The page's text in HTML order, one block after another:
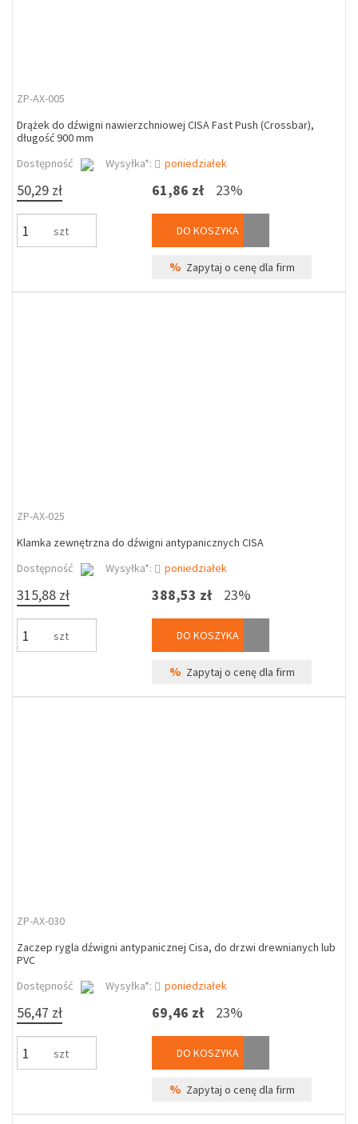
ZP-AX-005
Drążek do dźwigni nawierzchniowej CISA Fast Push (Crossbar),
długość 900 mm
Dostępność
Wysyłka*: poniedziałek
50,29 zł
szt
61,86 zł 23%
DO KOSZYKA
% Zapytaj o cenę dla firm
ZP-AX-025
Klamka zewnętrzna do dźwigni antypanicznych CISA
Dostępność
Wysyłka*: poniedziałek
315,88 zł
szt
388,53 zł 23%
DO KOSZYKA
% Zapytaj o cenę dla firm
ZP-AX-030
Zaczep rygla dźwigni antypanicznej Cisa, do drzwi drewnianych lub
PVC
Dostępność
Wysyłka*: poniedziałek
56,47 zł
szt
69,46 zł 23%
DO KOSZYKA
% Zapytaj o cenę dla firm